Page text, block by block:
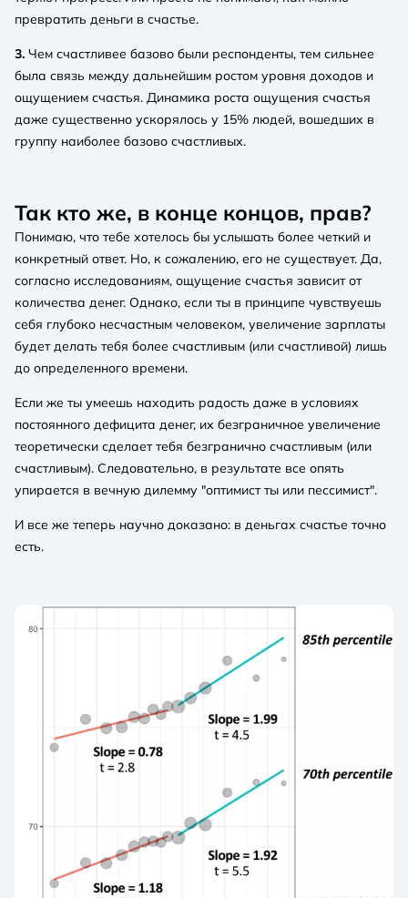
превратить деньги в счастье.
3. Чем счастливее базово были респонденты, тем сильнее
была связь между дальнейшим ростом уровня доходов и
ощущением счастья. Динамика роста ощущения счастья
даже существенно ускорялось у 15% людей, вошедших в
группу наиболее базово счастливых.
Так кто же, в конце концов, прав?
Понимаю, что тебе хотелось бы услышать более четкий и
конкретный ответ. Но, к сожалению, его не существует. Да,
согласно исследованиям, ощущение счастья зависит от
количества денег. Однако, если ты в принципе чувствуешь
себя глубоко несчастным человеком, увеличение зарплаты
будет делать тебя более счастливым (или счастливой) лишь
до определенного времени.
Если же ты умеешь находить радость даже в условиях
постоянного дефицита денег, их безграничное увеличение
теоретически сделает тебя безгранично счастливым (или
счастливым). Следовательно, в результате все опять
упирается в вечную дилемму "оптимист ты или пессимист".
И все же теперь научно доказано: в деньгах счастье точно
есть.